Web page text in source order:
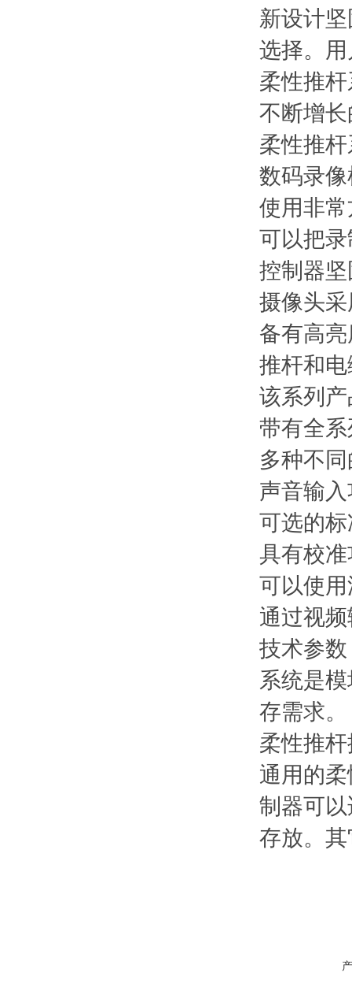
新设计
选择。
柔性推
不断增
柔性推
数码录
使用非
可以把
控制器
摄像头
备有高
推杆和
该系列
带有全
多种不
声音输
可选的
具有校
可以使
通过视
技术参数
系统是
存需求。
柔性推
通用的
制器可
存放。